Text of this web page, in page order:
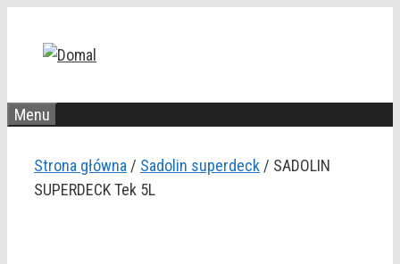
Menu
Strona główna / Sadolin superdeck / SADOLIN
SUPERDECK Tek 5L